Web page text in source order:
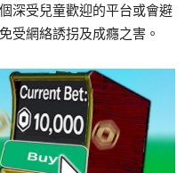
深受兒童歡迎的平台或會避
受網絡誘拐及成癮之害。